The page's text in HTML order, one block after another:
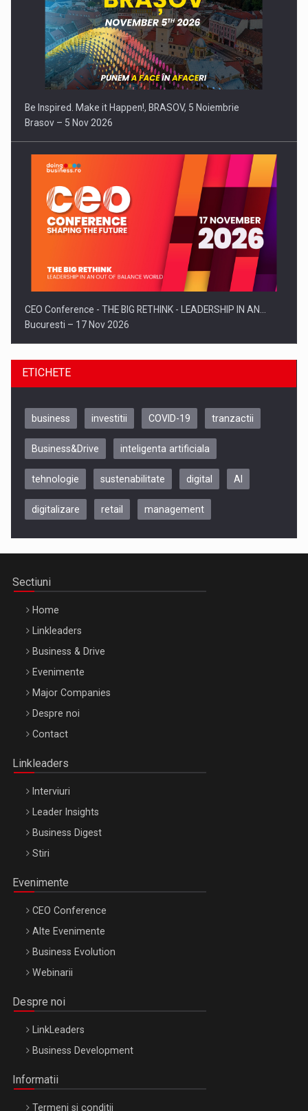
Be Inspired. Make it Happen!, BRASOV, 5 Noiembrie
Brasov – 5 Nov 2026
CEO Conference - THE BIG RETHINK - LEADERSHIP IN AN…
Bucuresti – 17 Nov 2026
Be Inspired. Make it Happen!, CLUJ, 9 Decembrie
Be Inspired. Make it Happen!, ARTEMIS LETO, ORADEA, 8
Octombrie
ETICHETE
business investitii COVID-19 tranzactii
Business&Drive inteligenta artificiala
tehnologie sustenabilitate digital AI
digitalizare retail management
Sectiuni
Home
Linkleaders
Business & Drive
Evenimente
Major Companies
Despre noi
Contact
Linkleaders
Interviuri
Leader Insights
Business Digest
Stiri
Evenimente
CEO Conference
Alte Evenimente
Business Evolution
Webinarii
Despre noi
LinkLeaders
Business Development
Informatii
Termeni si conditii